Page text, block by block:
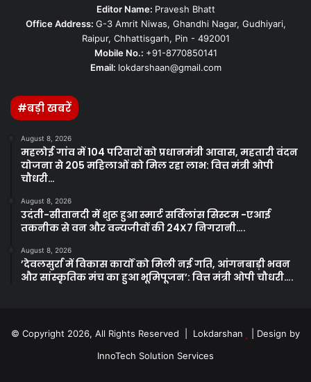
Editor Name: Pravesh Bhatt
Office Address: G-3 Amrit Niwas, Ghandhi Nagar, Gudhiyari,
Raipur, Chhattisgarh, Pin - 492001
Mobile No.: +91-8770850141
Email: lokdarshaan@gmail.com
#बड़ी खबरें
August 8, 2026
महलोई गांव में 104 परिवारों को प्रधानमंत्री आवास, महतारी वंदन
योजना से 205 महिलाओं को मिल रहा लाभ: वित्त मंत्री ओपी
चौधरी…
August 8, 2026
उदंती-सीतानदी में शुरू हुआ स्मार्ट सर्विलांस सिस्टम -एआई
तकनीक से वन और वन्यजीवों की 24X7 निगरानी….
August 8, 2026
’देवलसुर्रा में विकास कार्यों को मिली नई गति, आंगनबाड़ी भवन
और सांस्कृतिक मंच का हुआ भूमिपूजन’: वित्त मंत्री ओपी चौधरी….
© Copyright 2026, All Rights Reserved | Lokdarshan
| Design by
InnoTech Solution Services